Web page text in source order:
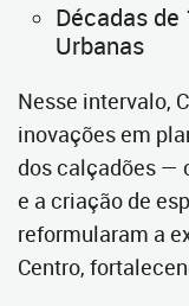
Décadas
Urbanas
Nesse intervalo,
inovações em
dos calçadões —
e a criação de
reformularam a
Centro,